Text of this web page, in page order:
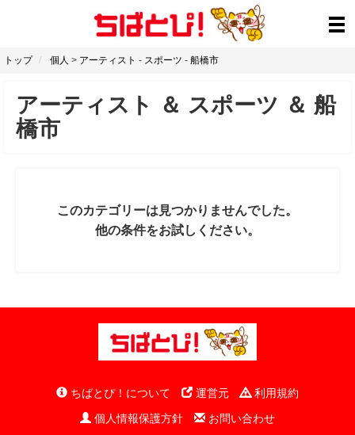
トップ 個人 > アーティスト - スポーツ - 船橋市
アーティスト ＆ スポーツ ＆ 船
橋市
このカテゴリーは見つかりませんでした。
他の条件をお試しください。
ちばとぴ！について 運営元
利用規約
個人情報保護方針
お問い合わせ